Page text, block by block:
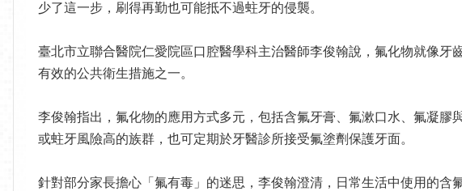
少了這一步，刷得再勤也可能抵不過蛀牙的侵襲。
臺北市立聯合醫院仁愛院區口腔醫學科主治醫師李俊翰說，氟化物就像
有效的公共衛生措施之一。
李俊翰指出，氟化物的應用方式多元，包括含氟牙膏、氟漱口水、氟凝
或蛀牙風險高的族群，也可定期於牙醫診所接受氟塗劑保護牙面。
針對部分家長擔心「氟有毒」的迷思，李俊翰澄清，日常生活中使用的